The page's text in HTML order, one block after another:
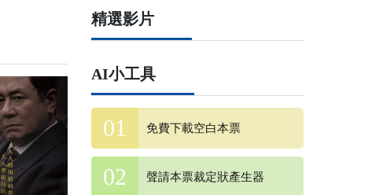
精選影片
AI小工具
免費下載空白本票
聲請本票裁定狀產生器